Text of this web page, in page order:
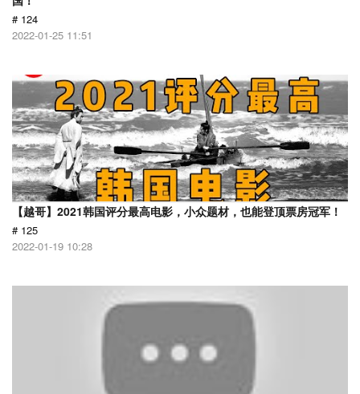
# 124
2022-01-25 11:51
【越哥】2021韩国评分最高电影，小众题材，也能登顶票房冠军！
# 125
2022-01-19 10:28